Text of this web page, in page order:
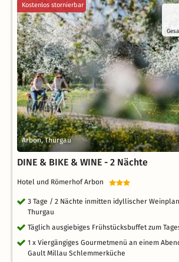
Kostenlos stornierbar
Arbon, Thurgau
DINE & BIKE & WINE - 2 Nächte
Hotel und Römerhof Arbon
3 Tage / 2 Nächte inmitten idyllischer
Thurgau
Täglich ausgiebiges Frühstücksbuffet zum
1 x Viergängiges Gourmetmenü an einem
Gault Millau Schlemmerküche